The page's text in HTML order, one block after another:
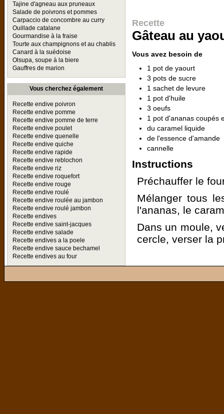
Tajine d'agneau aux pruneaux
Salade de poivrons et pommes
Carpaccio de concombre au curry
Ouillade catalane
Gourmandise à la fraise
Tourte aux champignons et au chablis
Canard à la suédoise
Olsupa, soupe à la biere
Gauffres de marion
Vous cherchez également
Recette endive poivron
Recette endive pomme
Recette endive pomme de terre
Recette endive poulet
Recette endive quenelle
Recette endive quiche
Recette endive rapide
Recette endive reblochon
Recette endive riz
Recette endive roquefort
Recette endive rouge
Recette endive roulé
Recette endive roulée au jambon
Recette endive roulé jambon
Recette endives
Recette endive saint-jacques
Recette endive salade
Recette endives a la poele
Recette endive sauce bechamel
Recette endives au four
Recette
Gâteau au
Vous avez besoin de
1 pot de yaourt
3 pots de sucre
1 sachet de levure
1 pot d'huile
3 oeufs
1 pot d'ananas coupés
du caramel liquide
de l'essence d'amande
cannelle
Instructions
Préchauffer le
Mélanger tous
l'ananas, le
Dans un moule,
cercle, verser la